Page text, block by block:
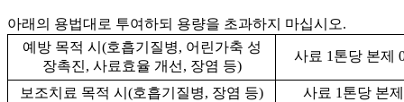
아래의 용법대로 투여하되 용량을 초과하지 마십시오.
예방 목적 시 (호흡기질병, 어린가축 성
장촉진, 사료효율 개선 , 장염 등)
사료 1 톤당 본제
보조치료 목적 시 (호흡기질병, 장염 등) 사료 1 톤당 본